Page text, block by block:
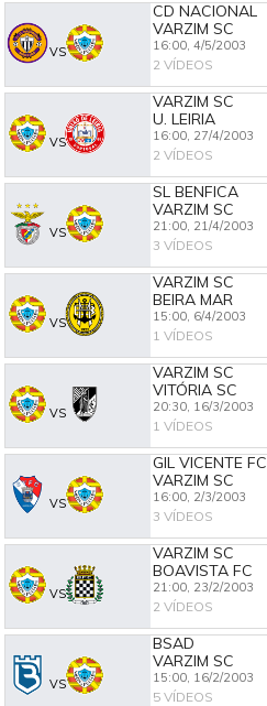
VS
CD NACIONAL
VARZIM SC
16:00, 4/5/2003
2 VÍDEOS
VS
VARZIM SC
U. LEIRIA
16:00, 27/4/2003
2 VÍDEOS
VS
SL BENFICA
VARZIM SC
21:00, 21/4/2003
3 VÍDEOS
VS
VARZIM SC
BEIRA MAR
15:00, 6/4/2003
1 VÍDEOS
VS
VARZIM SC
VITÓRIA SC
20:30, 16/3/2003
1 VÍDEOS
VS
GIL VICENTE FC
VARZIM SC
16:00, 2/3/2003
3 VÍDEOS
VS
VARZIM SC
BOAVISTA FC
21:00, 23/2/2003
2 VÍDEOS
VS
BSAD
VARZIM SC
15:00, 16/2/2003
5 VÍDEOS